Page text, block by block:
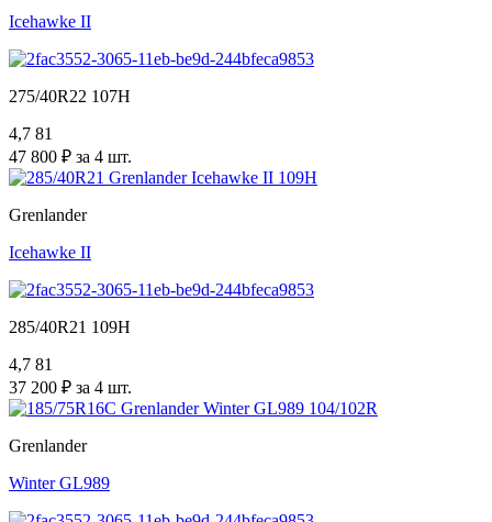
Icehawke II
275/40R22 107H
4,7 81
47 800 ₽ за 4 шт.
Grenlander
Icehawke II
285/40R21 109H
4,7 81
37 200 ₽ за 4 шт.
Grenlander
Winter GL989